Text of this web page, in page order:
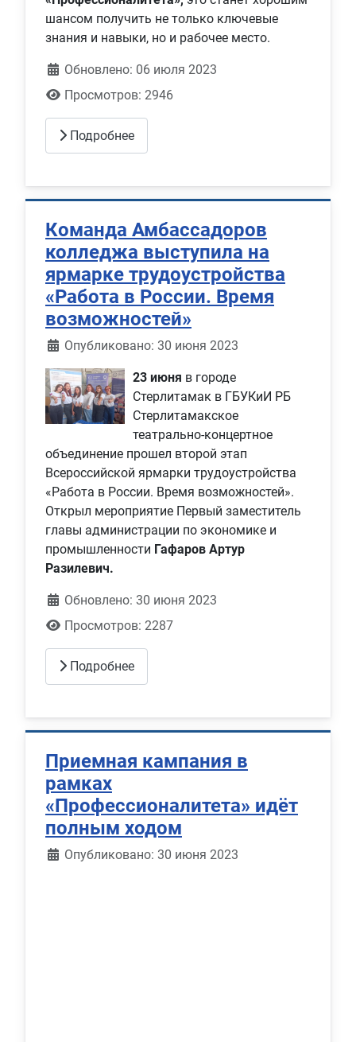
шансом получить не только ключевые
знания и навыки, но и рабочее место.
Обновлено: 06 июля 2023
Просмотров: 2946
Подробнее
Команда Амбассадоров
колледжа выступила на
ярмарке трудоустройства
«Работа в России. Время
возможностей»
Информация о материале
Опубликовано: 30 июня 2023
23 июня в городе
Стерлитамак в ГБУКиИ РБ
Стерлитамакское
театрально-концертное
объединение прошел второй этап
Всероссийской ярмарки трудоустройства
«Работа в России. Время возможностей».
Открыл мероприятие Первый заместитель
главы администрации по экономике и
промышленности Гафаров Артур
Разилевич.
Обновлено: 30 июня 2023
Просмотров: 2287
Подробнее
Приемная кампания в
рамках
«Профессионалитета» идёт
полным ходом
Информация о материале
Опубликовано: 30 июня 2023